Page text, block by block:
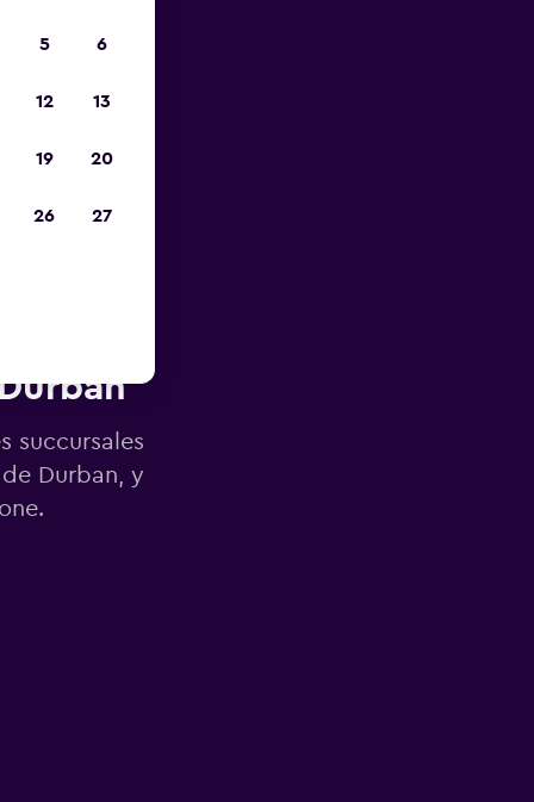
succursales
Durban, y
5 6
12 13
19 20
26 27